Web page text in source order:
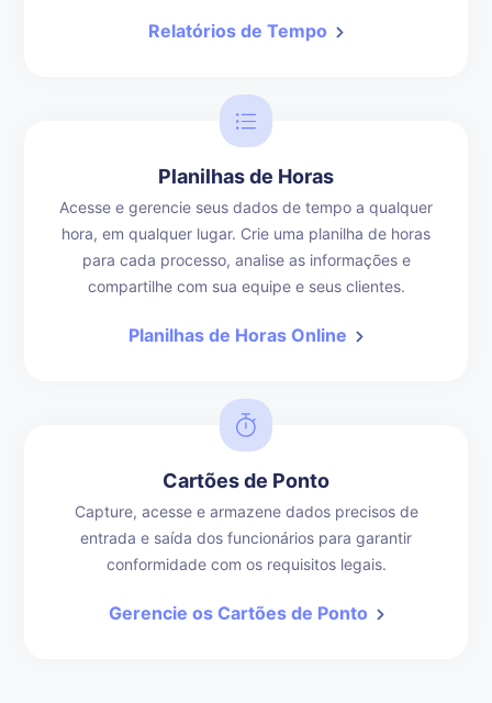
Relatórios de Tempo
Planilhas de Horas
Acesse e gerencie seus dados de tempo a qualquer
hora, em qualquer lugar. Crie uma planilha de horas
para cada processo, analise as informações e
compartilhe com sua equipe e seus clientes.
Planilhas de Horas Online
Cartões de Ponto
Capture, acesse e armazene dados precisos de
entrada e saída dos funcionários para garantir
conformidade com os requisitos legais.
Gerencie os Cartões de Ponto